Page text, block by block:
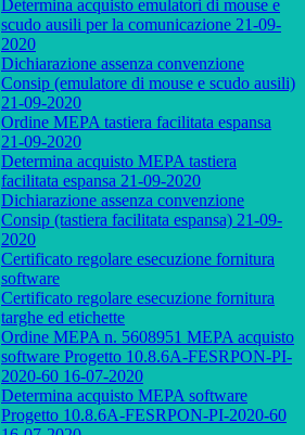
Determina acquisto emulatori di mouse e
scudo ausili per la comunicazione 21-09-
2020
Dichiarazione assenza convenzione
Consip (emulatore di mouse e scudo ausili)
21-09-2020
Ordine MEPA tastiera facilitata espansa
21-09-2020
Determina acquisto MEPA tastiera
facilitata espansa 21-09-2020
Dichiarazione assenza convenzione
Consip (tastiera facilitata espansa) 21-09-
2020
Certificato regolare esecuzione fornitura
software
Certificato regolare esecuzione fornitura
targhe ed etichette
Ordine MEPA n. 5608951 MEPA acquisto
software Progetto 10.8.6A-FESRPON-PI-
2020-60 16-07-2020
Determina acquisto MEPA software
Progetto 10.8.6A-FESRPON-PI-2020-60